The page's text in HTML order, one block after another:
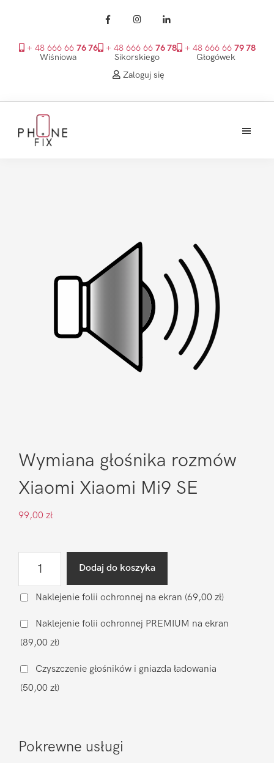
+ 48 666 66 76 76
Wiśniowa
+ 48 666 66 76 78
Sikorskiego
+ 48 666 66 79 78
Głogówek
Zaloguj się
głównego
Wymiana głośnika rozmów
Xiaomi Xiaomi Mi9 SE
99,00 zł
głośnika
Xiaomi
Xiaomi
Mi9
SE
Dodaj do koszyka
Naklejenie folii ochronnej na ekran (69,00 zł)
Naklejenie folii ochronnej PREMIUM na ekran
(89,00 zł)
Czyszczenie głośników i gniazda ładowania
(50,00 zł)
Pokrewne usługi